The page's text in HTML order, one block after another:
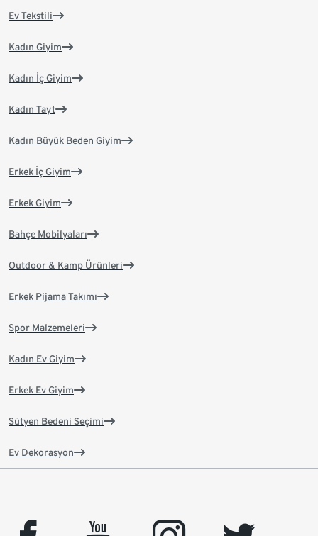
Ev Tekstili
Kadın Giyim
Kadın İç Giyim
Kadın Tayt
Kadın Büyük Beden Giyim
Erkek İç Giyim
Erkek Giyim
Bahçe Mobilyaları
Outdoor & Kamp Ürünleri
Erkek Pijama Takımı
Spor Malzemeleri
Kadın Ev Giyim
Erkek Ev Giyim
Sütyen Bedeni Seçimi
Ev Dekorasyon